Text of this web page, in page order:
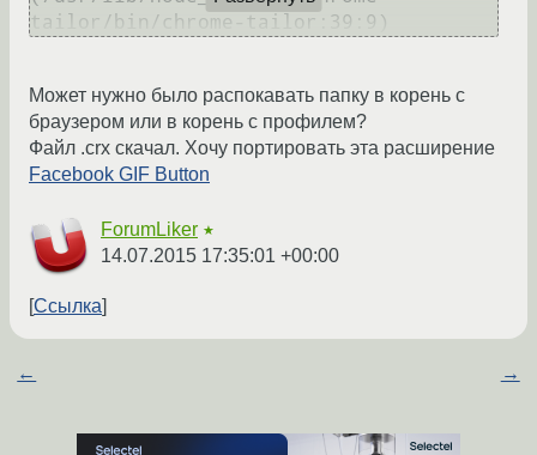
Может нужно было распокавать папку в корень с
браузером или в корень с профилем?
Файл .crx скачал. Хочу портировать эта расширение
Facebook GIF Button
ForumLiker ★
14.07.2015 17:35:01 +00:00
Ссылка
← →